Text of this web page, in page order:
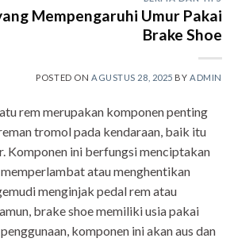
Mempengaruhi Umur Pakai
Brake Shoe
POSTED ON AGUSTUS 28, 2025 BYADMIN
rem merupakan komponen penting
tromol pada kendaraan, baik itu
Komponen ini berfungsi menciptakan
atau menghentikan
menginjak pedal rem atau
brake shoe memiliki usia pakai
komponen ini akan aus dan